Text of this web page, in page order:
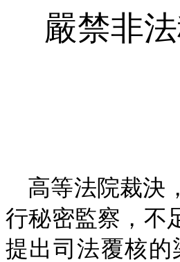
嚴禁非
高等法院裁決
行秘密監察，不
提出司法覆核